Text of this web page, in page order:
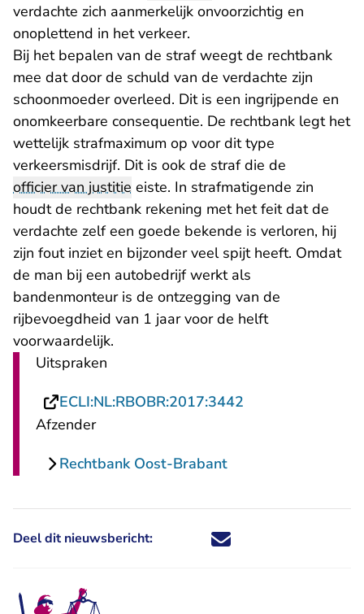
verdachte zich aanmerkelijk onvoorzichtig en
onoplettend in het verkeer.
Bij het bepalen van de straf weegt de rechtbank
mee dat door de schuld van de verdachte zijn
schoonmoeder overleed. Dit is een ingrijpende en
onomkeerbare consequentie. De rechtbank legt het
wettelijk strafmaximum op voor dit type
verkeersmisdrijf. Dit is ook de straf die de
officier van justitie eiste. In strafmatigende zin
houdt de rechtbank rekening met het feit dat de
verdachte zelf een goede bekende is verloren, hij
zijn fout inziet en bijzonder veel spijt heeft. Omdat
de man bij een autobedrijf werkt als
bandenmonteur is de ontzegging van de
rijbevoegdheid van 1 jaar voor de helft
voorwaardelijk.
Uitspraken
ECLI:NL:RBOBR:2017:3442
Afzender
Rechtbank Oost-Brabant
Deel dit nieuwsbericht: Deel dit nieuwsbericht via X -
Deel dit nieuwsbericht via
Deel dit nieuwsbericht
Deel dit